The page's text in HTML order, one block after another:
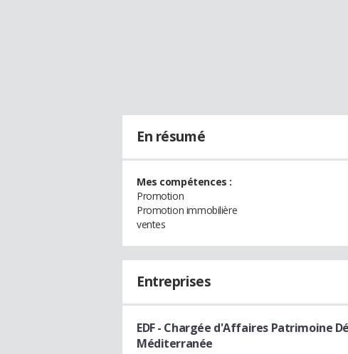
En résumé
Mes compétences :
Promotion
Promotion immobilière
ventes
Entreprises
EDF- Chargée d'Affaires Patrimoine
Méditerranée